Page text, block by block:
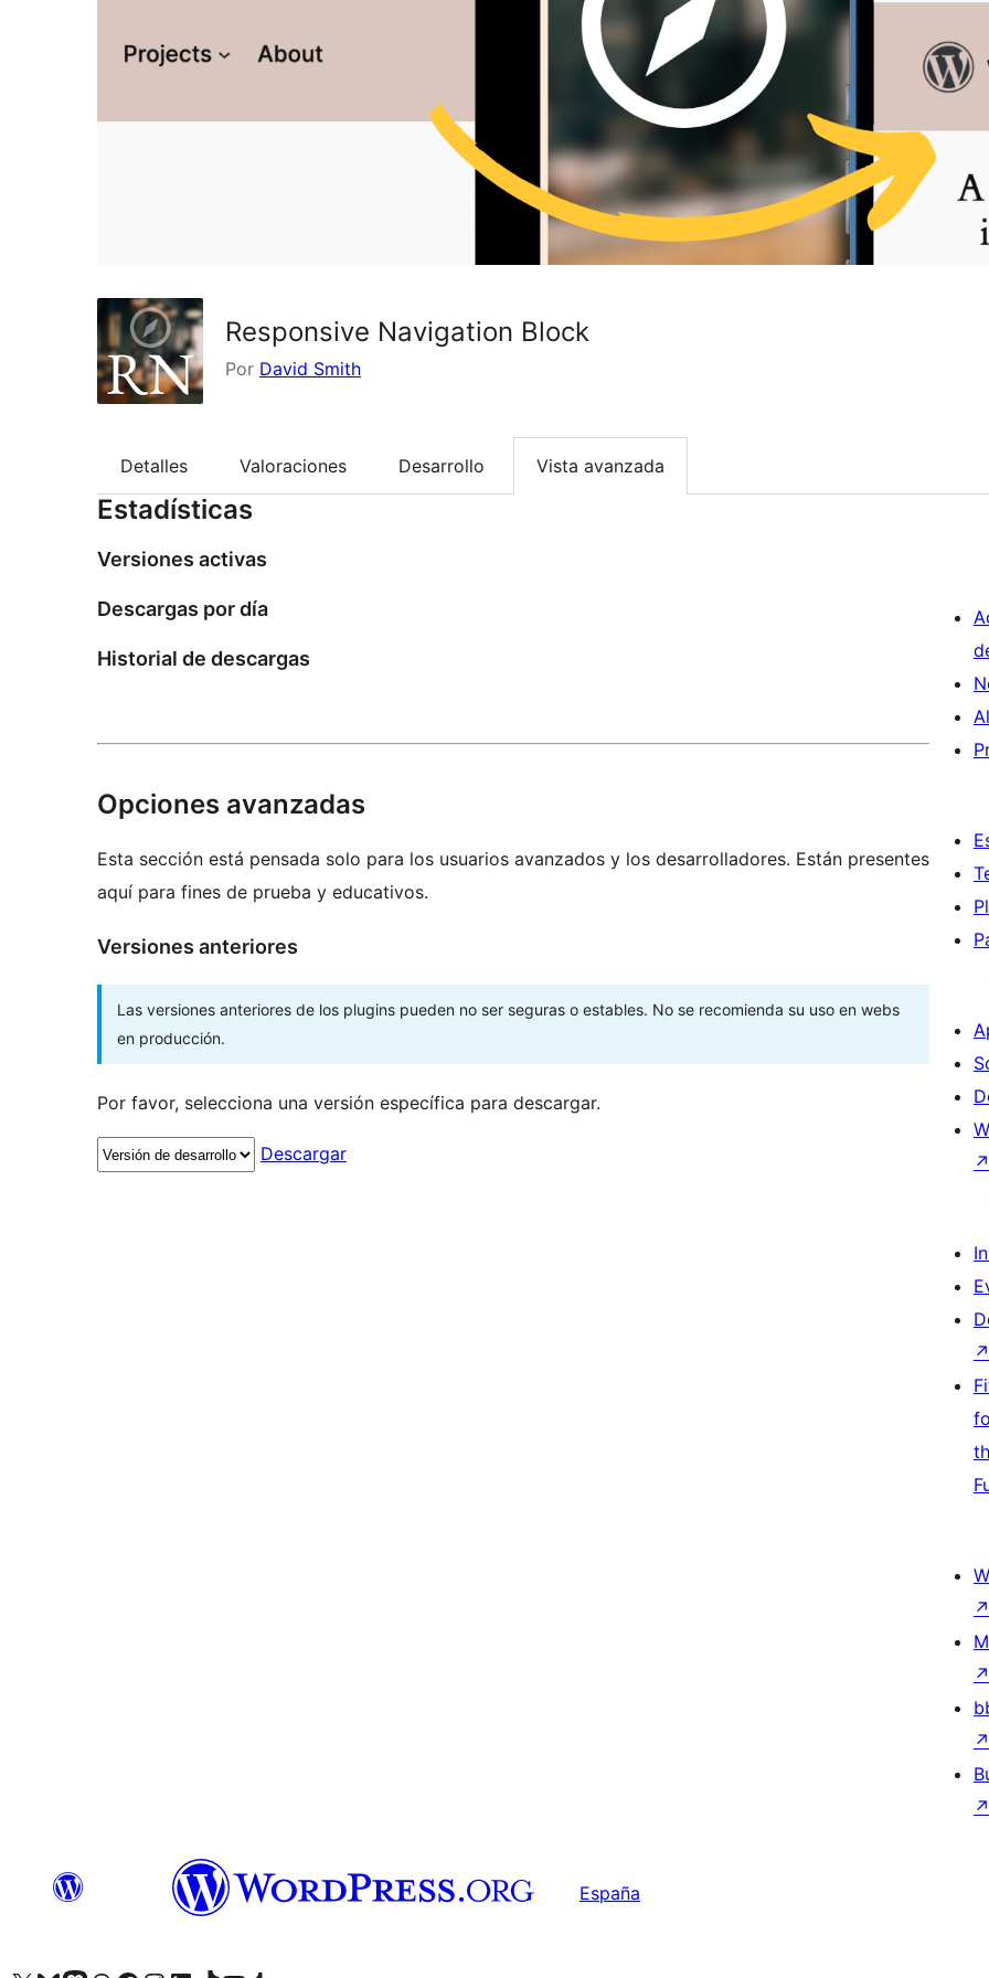
Responsive Navigation Block
Por David Smith
Detalles Valoraciones Desarrollo Vista avanzada
Estadísticas
Versiones activas
Descargas por día
Historial de descargas
Opciones avanzadas
Esta sección está pensada solo para los usuarios avanzados y los desarrolladores. Están presentes
aquí para fines de prueba y educativos.
Versiones anteriores
Las versiones anteriores de los plugins pueden no ser seguras o estables. No se recomienda su uso en webs
en producción.
Por favor, selecciona una versión específica para descargar.
Descargar
↗
↗
↗
↗
↗
↗
España